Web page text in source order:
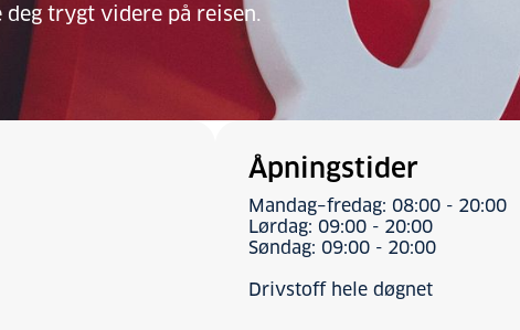
trygt videre på reisen.
Åpningstider
Mandag–fredag: 08:00 - 20:00
Lørdag: 09:00 - 20:00
Søndag: 09:00 - 20:00
Drivstoff hele døgnet